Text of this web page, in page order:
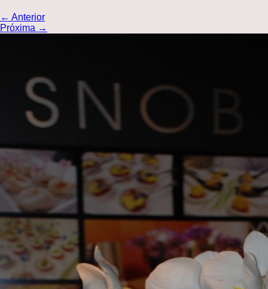
← Anterior
Próxima →